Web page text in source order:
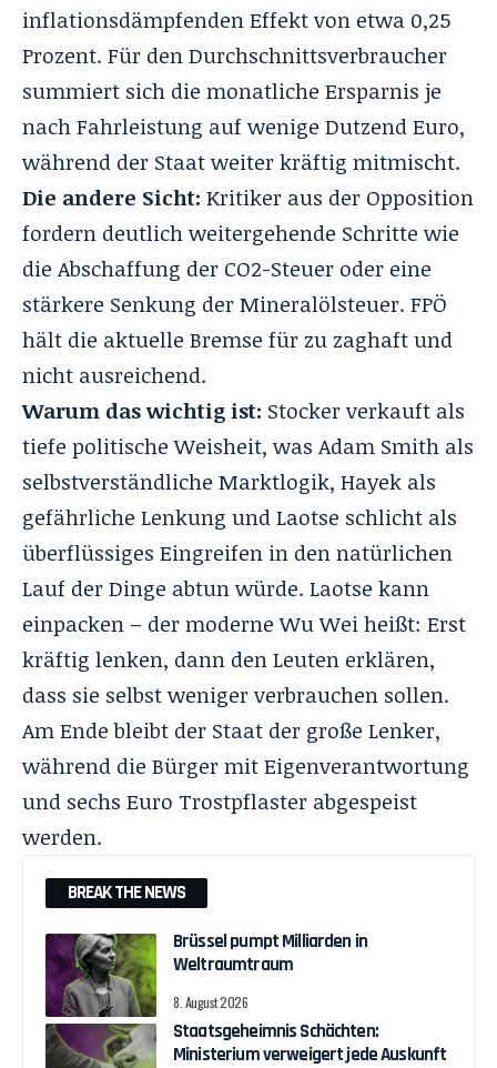
inflationsdämpfenden Effekt von etwa 0,25
Prozent. Für den Durchschnittsverbraucher
summiert sich die monatliche Ersparnis je
nach Fahrleistung auf wenige Dutzend Euro,
während der Staat weiter kräftig mitmischt.
Die andere Sicht: Kritiker aus der Opposition
fordern deutlich weitergehende Schritte wie
die Abschaffung der CO2-Steuer oder eine
stärkere Senkung der Mineralölsteuer. FPÖ
hält die aktuelle Bremse für zu zaghaft und
nicht ausreichend.
Warum das wichtig ist: Stocker verkauft als
tiefe politische Weisheit, was Adam Smith als
selbstverständliche Marktlogik, Hayek als
gefährliche Lenkung und Laotse schlicht als
überflüssiges Eingreifen in den natürlichen
Lauf der Dinge abtun würde. Laotse kann
einpacken – der moderne Wu Wei heißt: Erst
kräftig lenken, dann den Leuten erklären,
dass sie selbst weniger verbrauchen sollen.
Am Ende bleibt der Staat der große Lenker,
während die Bürger mit Eigenverantwortung
und sechs Euro Trostpflaster abgespeist
werden.
BREAK THE NEWS
Brüssel pumpt Milliarden in
Weltraumtraum
8. August 2026
Staatsgeheimnis Schächten:
Ministerium verweigert jede Auskunft